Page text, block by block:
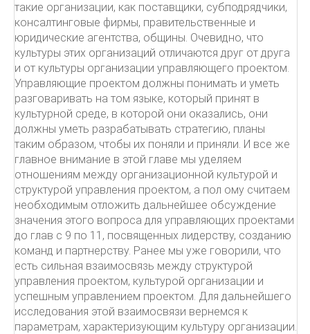
такие организации, как поставщики, субподрядчики,
консалтинговые фирмы, правительственные и
юридические агентства, общины. Очевидно, что
культуры этих организаций отличаются друг от друга
и от культуры организации управляющего проектом.
Управляющие проектом должны понимать и уметь
разговаривать на том языке, который принят в
культурной среде, в которой они оказались, они
должны уметь разрабатывать стратегию, планы
таким образом, чтобы их поняли и приняли. И все же
главное внимание в этой главе мы уделяем
отношениям между организационной культурой и
структурой управления проектом, а пол ому считаем
необходимым отложить дальнейшее обсуждение
значения этого вопроса для управляющих проектами
до глав с 9 по 11, посвященных лидерству, созданию
команд и партнерству. Ранее мы уже говорили, что
есть сильная взаимосвязь между структурой
управления проектом, культурой организации и
успешным управлением проектом. Для дальнейшего
исследования этой взаимосвязи вернемся к
параметрам, характеризующим культуру организации.